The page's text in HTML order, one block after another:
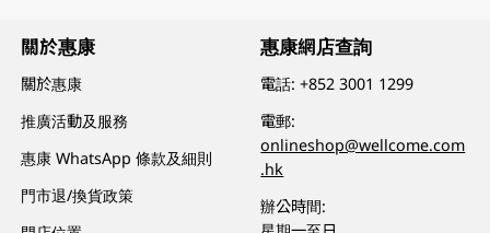
關於惠康
關於惠康
推廣活動及服務
惠康 WhatsApp 條款及細則
門市退/換貨政策
惠康網店查詢
電話:+852 3001 1299
電郵:
onlineshop@wellcome.com
.hk
辦公時間: